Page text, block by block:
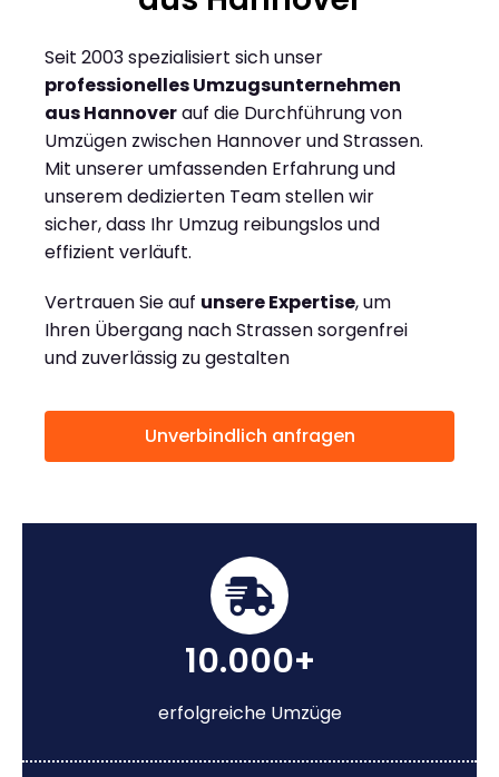
Seit 2003 spezialisiert sich unser
professionelles Umzugsunternehmen
aus Hannoverauf die Durchführung von
Umzügen zwischen Hannover und Strassen.
Mit unserer umfassenden Erfahrung und
unserem dedizierten Team stellen wir
sicher, dass Ihr Umzug reibungslos und
effizient verläuft.
Vertrauen Sie auf unsere Expertise, um
Ihren Übergang nach Strassen sorgenfrei
und zuverlässig zu gestalten
Unverbindlich anfragen
10.000+
erfolgreiche Umzüge